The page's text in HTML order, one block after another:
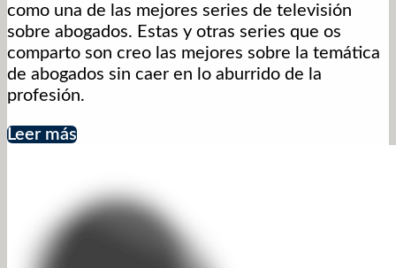
como una de las mejores series de televisión
sobre abogados. Estas y otras series que os
comparto son creo las mejores sobre la temática
de abogados sin caer en lo aburrido de la
profesión.
Leer más